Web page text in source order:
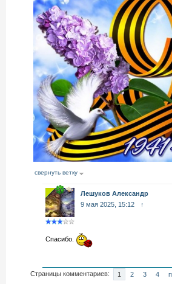
свернуть ветку
Лешуков Александр
9 мая 2025, 15:12
↑
Спасибо.
Страницы комментариев: 1 2 3 4